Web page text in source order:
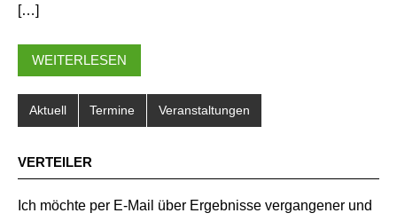
[…]
WEITERLESEN
Aktuell Termine Veranstaltungen
VERTEILER
Ich möchte per E-Mail über Ergebnisse vergangener und